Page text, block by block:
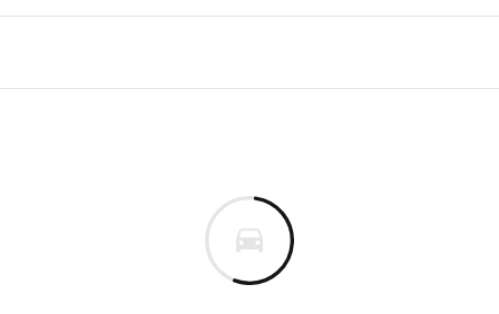
Baureihengeneration wie das